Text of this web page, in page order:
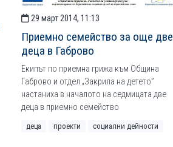
29 март 2014, 11:13
Приемно семейство за още две
деца в Габрово
Екипът по приемна грижа към Община
Габрово и отдел „Закрила на детето”
настаниха в началото на седмицата две
деца в приемно семейство
деца проекти социални дейности